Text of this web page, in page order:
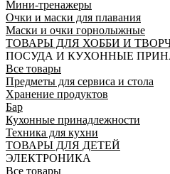
Мини-тренажеры
Очки и маски для плавания
Маски и очки горнолыжные
ТОВАРЫ ДЛЯ ХОББИ И
ПОСУДА И КУХОННЫЕ
Все товары
Предметы для сервиса и стола
Хранение продуктов
Бар
Кухонные принадлежности
Техника для кухни
ТОВАРЫ ДЛЯ ДЕТЕЙ
ЭЛЕКТРОНИКА
Все товары